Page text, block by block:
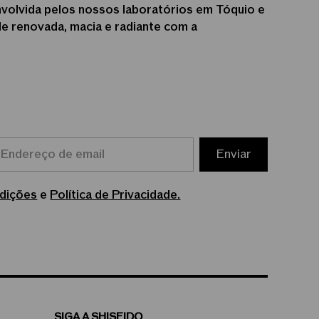
pelos nossos laboratórios em Tóquio e
renovada, macia e radiante com a
Enviar
e Política de Privacidade.